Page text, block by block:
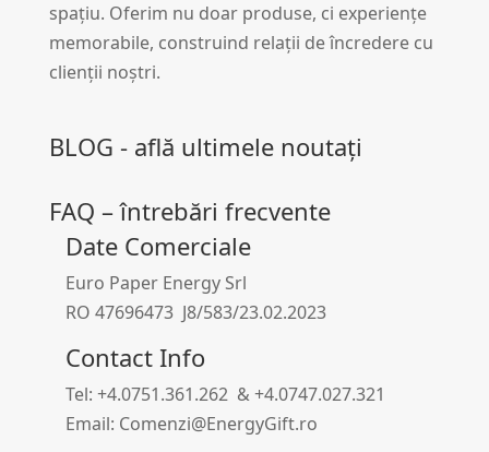
spațiu. Oferim nu doar produse, ci experiențe
memorabile, construind relații de încredere cu
clienții noștri.
BLOG - află ultimele noutați
FAQ – întrebări frecvente
Date Comerciale
Euro Paper Energy Srl
RO 47696473 J8/583/23.02.2023
Contact Info
Tel: +4.0751.361.262 & +4.0747.027.321
Email: Comenzi@EnergyGift.ro